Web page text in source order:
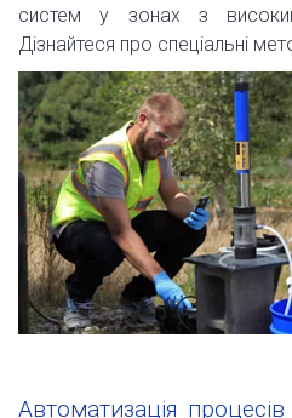
систем у зонах з
Дізнайтеся про спеціальні
Автоматизація